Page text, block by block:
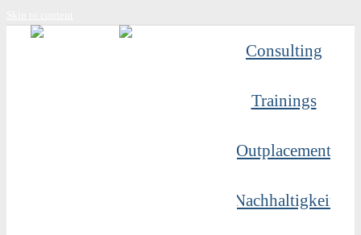
Consulting
Trainings
Outplacement
Nachhaltigkeit